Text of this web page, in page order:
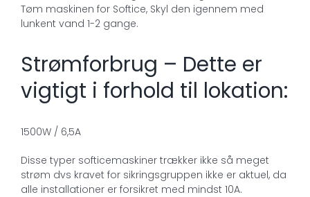
Tøm maskinen for Softice, Skyl den igennem med
lunkent vand 1-2 gange.
Strømforbrug – Dette er
vigtigt i forhold til lokation:
1500W / 6,5A
Disse typer softicemaskiner trækker ikke så meget
strøm dvs kravet for sikringsgruppen ikke er aktuel, da
alle installationer er forsikret med mindst 10A.